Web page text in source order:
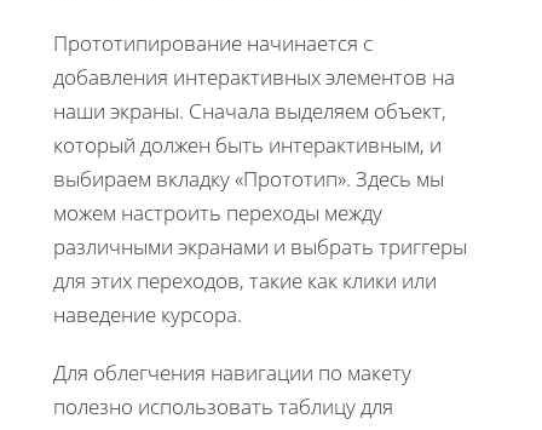
Прототипирование начинается с
добавления интерактивных элементов на
наши экраны. Сначала выделяем объект,
который должен быть интерактивным, и
выбираем вкладку «Прототип». Здесь мы
можем настроить переходы между
различными экранами и выбрать триггеры
для этих переходов, такие как клики или
наведение курсора.
Для облегчения навигации по макету
полезно использовать таблицу для